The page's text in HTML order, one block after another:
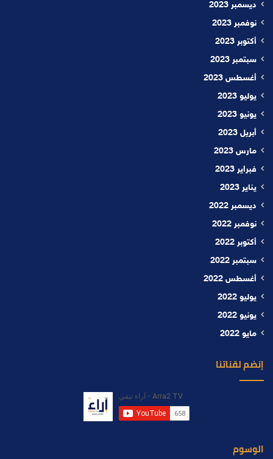
ديسمبر 2023
نوفمبر 2023
أكتوبر 2023
سبتمبر 2023
أغسطس 2023
يوليو 2023
يونيو 2023
أبريل 2023
مارس 2023
فبراير 2023
يناير 2023
ديسمبر 2022
نوفمبر 2022
أكتوبر 2022
سبتمبر 2022
أغسطس 2022
يوليو 2022
يونيو 2022
مايو 2022
إنضم لقناتنا
الوسوم